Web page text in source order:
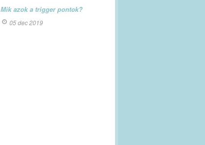
Mik azok a trigger pontok?
05 dec 2019